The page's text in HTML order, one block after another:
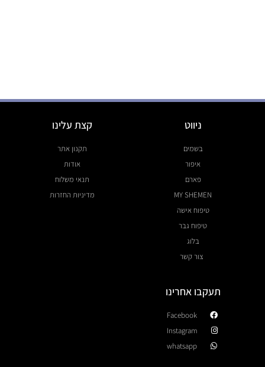
ניווט
בשמים
איפור
פארם
MY SHEMEN
טיפוח אישה
טיפוח גבר
בלוג
צור קשר
קצת עלינו
תקנון אתר
אודות
תנאי משלוח
מדיניות החזרות
תעקבו אחרינו
Facebook
Instagram
whatsapp